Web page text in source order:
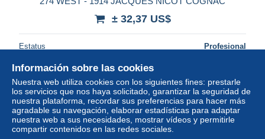
± 32,37 US$
Estatus Profesional
Información sobre las cookies
Nuestra web utiliza cookies con los siguientes fines: prestarle
los servicios que nos haya solicitado, garantizar la seguridad de
nuestra plataforma, recordar sus preferencias para hacer más
agradable su navegación, elaborar estadísticas para adaptar
nuestra web a sus necesidades, mostrar vídeos y permitirle
compartir contenidos en las redes sociales.